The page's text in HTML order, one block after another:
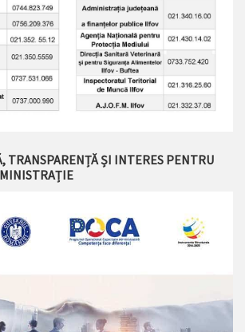
TRANSPARENȚĂ ȘI INTERES PENTRU